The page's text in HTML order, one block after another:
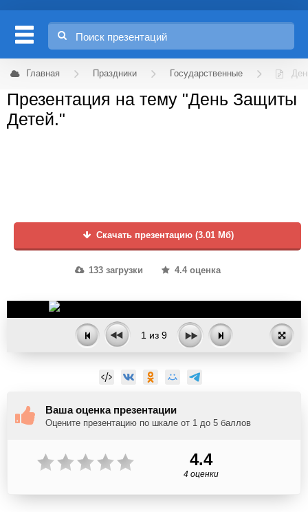
Главная Праздники Государственные
Презентация на тему "День Защиты
Детей."
Скачать презентацию (3.01 Мб)
133 загрузки 4.4 оценка
1 из 9
Ваша оценка презентации
Оцените презентацию по шкале от 1 до 5 баллов
4.4
4 оценки